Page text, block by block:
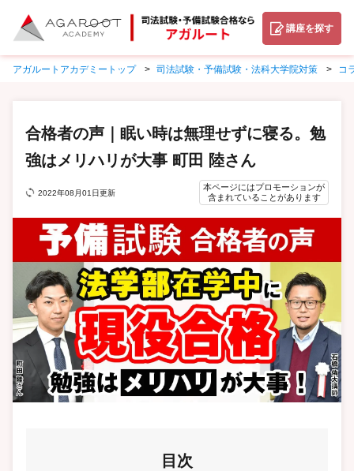
講座を探す
アガルートアカデミートップ 司法試験・予備試験・法科大学院対策 コ
合格者の声｜眠い時は無理せずに寝る。勉
強はメリハリが大事 町田 陸さん
2022年08月01日更新
本ページにはプロモーションが
含まれていることがあります
目次